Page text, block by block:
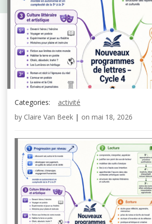
Categories:
activité
by Claire Van Beek | on mai 18, 2026